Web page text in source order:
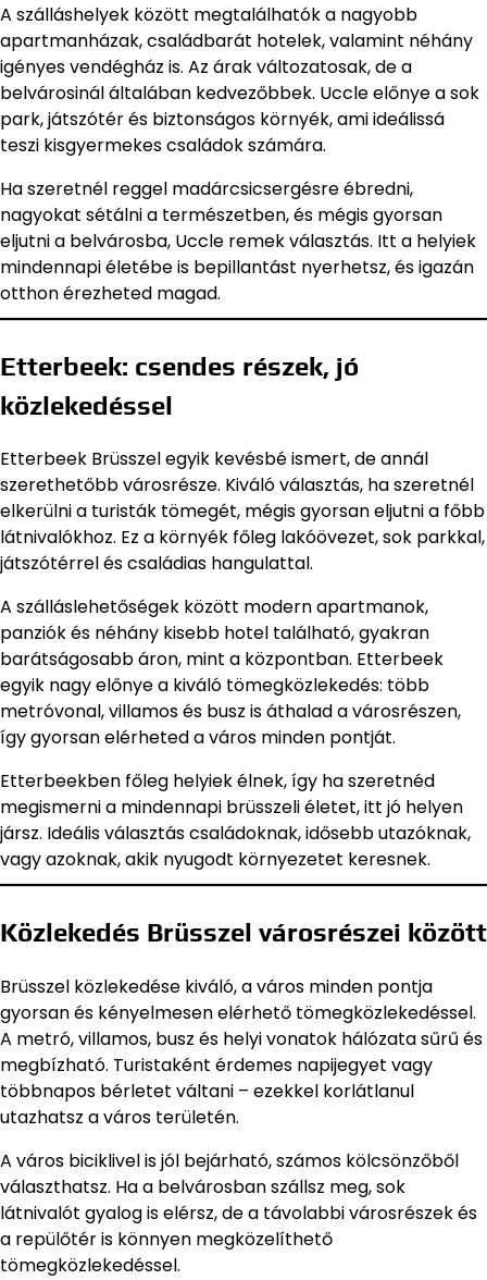
A szálláshelyek között megtalálhatók a nagyobb
apartmanházak, családbarát hotelek, valamint néhány
igényes vendégház is. Az árak változatosak, de a
belvárosinál általában kedvezőbbek. Uccle előnye a sok
park, játszótér és biztonságos környék, ami ideálissá
teszi kisgyermekes családok számára.
Ha szeretnél reggel madárcsicsergésre ébredni,
nagyokat sétálni a természetben, és mégis gyorsan
eljutni a belvárosba, Uccle remek választás. Itt a helyiek
mindennapi életébe is bepillantást nyerhetsz, és igazán
otthon érezheted magad.
Etterbeek: csendes részek, jó
közlekedéssel
Etterbeek Brüsszel egyik kevésbé ismert, de annál
szerethetőbb városrésze. Kiváló választás, ha szeretnél
elkerülni a turisták tömegét, mégis gyorsan eljutni a főbb
látnivalókhoz. Ez a környék főleg lakóövezet, sok parkkal,
játszótérrel és családias hangulattal.
A szálláslehetőségek között modern apartmanok,
panziók és néhány kisebb hotel található, gyakran
barátságosabb áron, mint a központban. Etterbeek
egyik nagy előnye a kiváló tömegközlekedés: több
metróvonal, villamos és busz is áthalad a városrészen,
így gyorsan elérheted a város minden pontját.
Etterbeekben főleg helyiek élnek, így ha szeretnéd
megismerni a mindennapi brüsszeli életet, itt jó helyen
jársz. Ideális választás családoknak, idősebb utazóknak,
vagy azoknak, akik nyugodt környezetet keresnek.
Közlekedés Brüsszel városrészei között
Brüsszel közlekedése kiváló, a város minden pontja
gyorsan és kényelmesen elérhető tömegközlekedéssel.
A metró, villamos, busz és helyi vonatok hálózata sűrű és
megbízható. Turistaként érdemes napijegyet vagy
többnapos bérletet váltani – ezekkel korlátlanul
utazhatsz a város területén.
A város biciklivel is jól bejárható, számos kölcsönzőből
választhatsz. Ha a belvárosban szállsz meg, sok
látnivalót gyalog is elérsz, de a távolabbi városrészek és
a repülőtér is könnyen megközelíthető
tömegközlekedéssel.